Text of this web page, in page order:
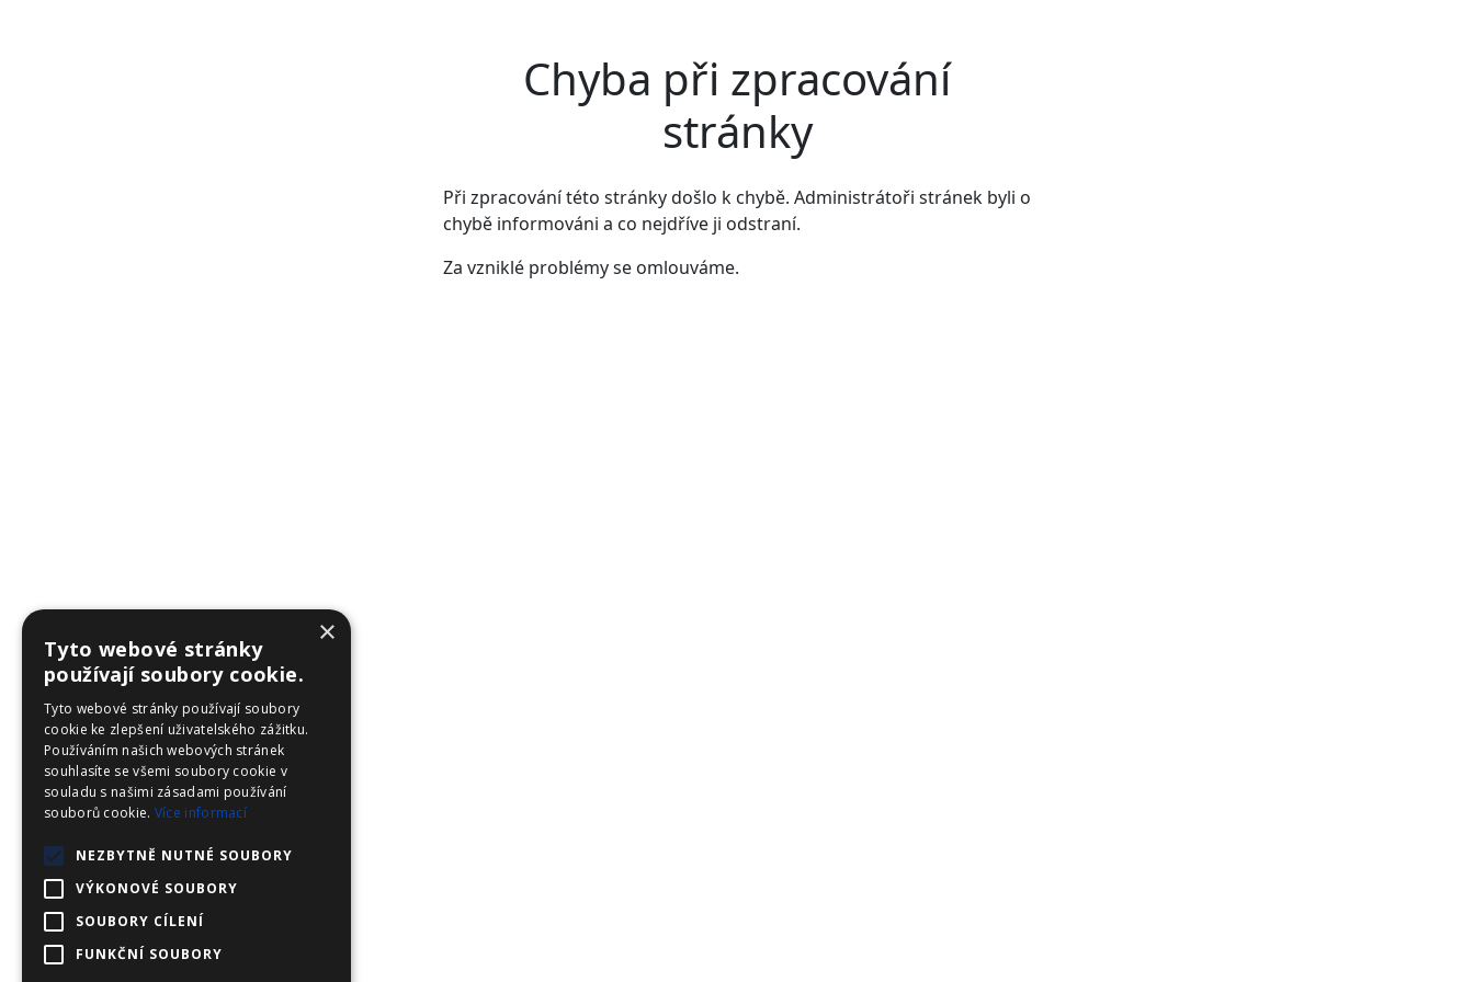
Chyba při zpracování
stránky
Při zpracování této stránky došlo k chybě. Administrátoři stránek byli o
chybě informováni a co nejdříve ji odstraní.
Za vzniklé problémy se omlouváme.
×
Tyto webové stránky
používají soubory cookie.
Tyto webové stránky používají soubory
cookie ke zlepšení uživatelského zážitku.
Používáním našich webových stránek
souhlasíte se všemi soubory cookie v
souladu s našimi zásadami používání
souborů cookie. Více informací
NEZBYTNĚ NUTNÉ SOUBORY
VÝKONOVÉ SOUBORY
SOUBORY CÍLENÍ
FUNKČNÍ SOUBORY